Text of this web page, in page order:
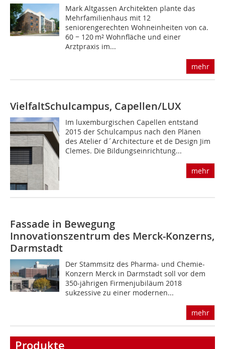
Mark Altgassen Architekten plante das
Mehrfamilienhaus mit 12
seniorengerechten Wohneinheiten von ca.
60 − 120 m² Wohnfläche und einer
Arztpraxis im...
mehr
VielfaltSchulcampus, Capellen/LUX
Im luxemburgischen Capellen entstand
2015 der Schulcampus nach den Plänen
des Atelier d´Architecture et de Design Jim
Clemes. Die Bildungseinrichtung...
mehr
Fassade in Bewegung
Innovationszentrum des Merck-Konzerns,
Darmstadt
Der Stammsitz des Pharma- und Chemie-
Konzern Merck in Darmstadt soll vor dem
350-jährigen Firmenjubiläum 2018
sukzessive zu einer modernen...
mehr
Produkte